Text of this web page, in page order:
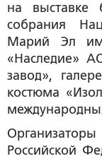
на выставке
собрания
Марий Эл
«Наследие»
завод»,
костюма
Организаторы
Российской